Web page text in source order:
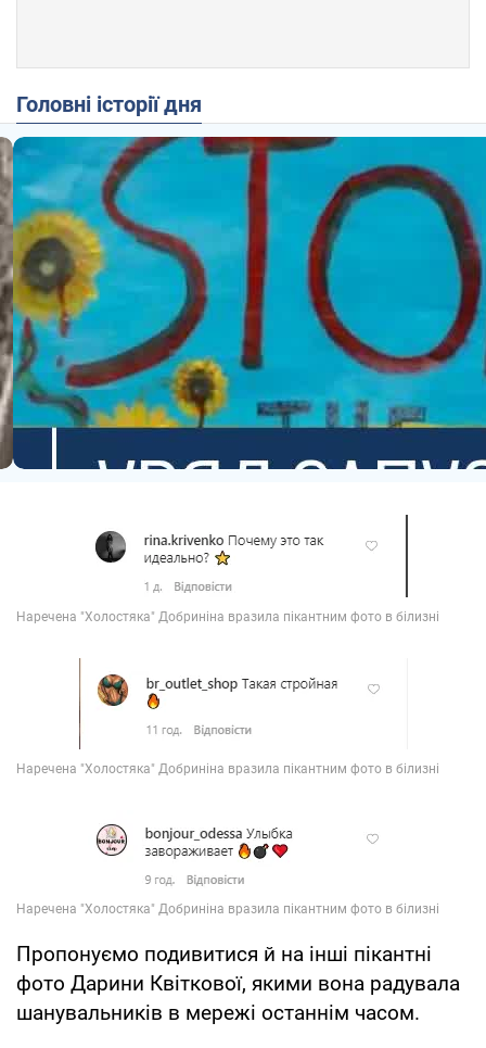
Головні історії дня
Пропонуємо подивитися й на інші пікантні
фото Дарини Квіткової, якими вона радувала
шанувальників в мережі останнім часом.